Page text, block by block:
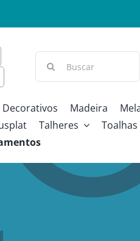
Decorativos Madeira
Talheres